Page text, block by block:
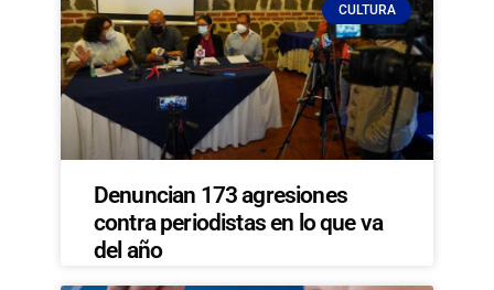
CULTURA
Denuncian 173 agresiones
contra periodistas en lo que va
del año